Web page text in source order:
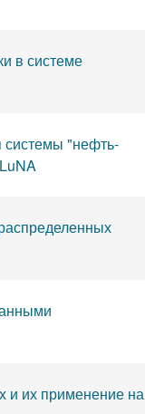
в системе
системы "нефть-
и их применение на